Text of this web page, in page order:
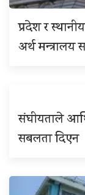
प्रदेश र
अर्थ मन्त्रालय
संघीयताले
सबलता दिएन